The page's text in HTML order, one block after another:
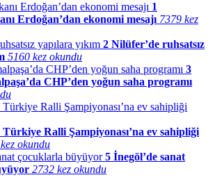
1
Erdoğan’dan ekonomi mesajı 7379 kez
2 Nilüfer’de ruhsatsız
5160 kez okundu
3
CHP’den yoğun saha programı
Türkiye Ralli Şampiyonası’na ev sahipliği
okundu
5 İnegöl’de sanat
2732 kez okundu